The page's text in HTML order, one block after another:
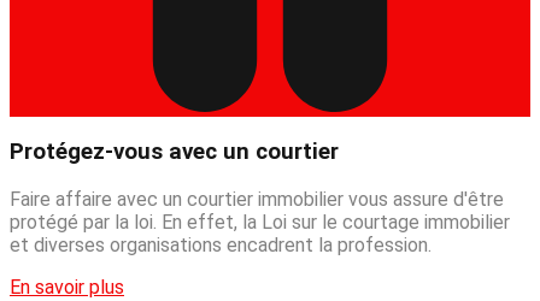
Protégez-vous avec un courtier
Faire affaire avec un courtier immobilier vous assure d'être
protégé par la loi. En effet, la Loi sur le courtage immobilier
et diverses organisations encadrent la profession.
En savoir plus